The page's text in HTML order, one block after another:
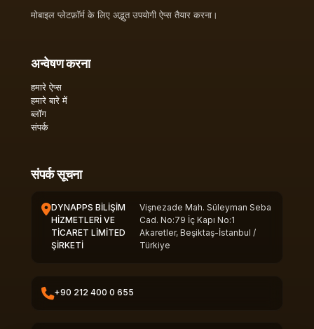
मोबाइल प्लेटफ़ॉर्म के लिए अद्भुत उपयोगी ऐप्स तैयार करना।
अन्वेषण करना
हमारे ऐप्स
हमारे बारे में
ब्लॉग
संपर्क
संपर्क सूचना
DYNAPPS BİLİŞİM
HİZMETLERİ VE
TİCARET LİMİTED
ŞİRKETİ
Vişnezade Mah. Süleyman Seba
Cad. No:79 İç Kapı No:1
Akaretler, Beşiktaş-İstanbul /
Türkiye
+90 212 400 0 655